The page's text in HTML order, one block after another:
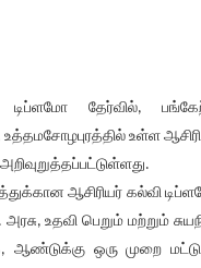
தேர்வில்,
உத்தமசோழபுரத்தில் உள்ள
ஆசிரியர் கல்வி
உதவி பெறும் மற்றும்
ஆண்டுக்கு ஒரு முறை